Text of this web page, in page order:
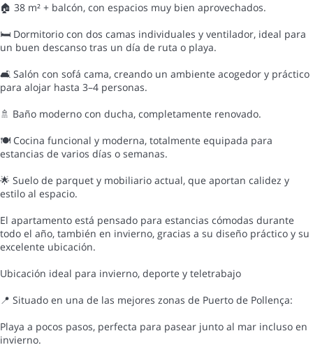
🏠 38 m² + balcón, con espacios muy bien aprovechados.
🛏 Dormitorio con dos camas individuales y ventilador, ideal para
un buen descanso tras un día de ruta o playa.
🛋 Salón con sofá cama, creando un ambiente acogedor y práctico
para alojar hasta 3–4 personas.
🚿 Baño moderno con ducha, completamente renovado.
🍽 Cocina funcional y moderna, totalmente equipada para
estancias de varios días o semanas.
🌟 Suelo de parquet y mobiliario actual, que aportan calidez y
estilo al espacio.
El apartamento está pensado para estancias cómodas durante
todo el año, también en invierno, gracias a su diseño práctico y su
excelente ubicación.
Ubicación ideal para invierno, deporte y teletrabajo
📍 Situado en una de las mejores zonas de Puerto de Pollença:
Playa a pocos pasos, perfecta para pasear junto al mar incluso en
invierno.